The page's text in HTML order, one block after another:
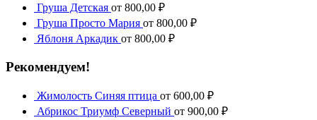
Груша Детская от 800,00 ₽
Груша Просто Мария от 800,00 ₽
Яблоня Аркадик от 800,00 ₽
Рекомендуем!
Жимолость Синяя птица от 600,00 ₽
Абрикос Триумф Северный от 900,00 ₽